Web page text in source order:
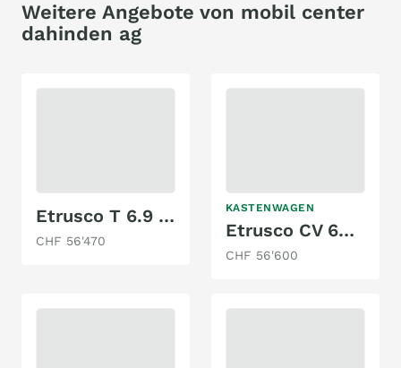
Weitere Angebote von mobil center
dahinden ag
Etrusco T 6.9 SB
CHF 56'470
KASTENWAGEN
Etrusco CV 600 SB
CHF 56'600